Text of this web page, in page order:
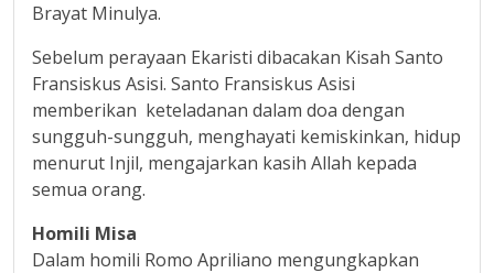
Brayat Minulya.
Sebelum perayaan Ekaristi dibacakan Kisah Santo
Fransiskus Asisi. Santo Fransiskus Asisi
memberikan keteladanan dalam doa dengan
sungguh-sungguh, menghayati kemiskinkan, hidup
menurut Injil, mengajarkan kasih Allah kepada
semua orang.
Homili Misa
Dalam homili Romo Apriliano mengungkapkan